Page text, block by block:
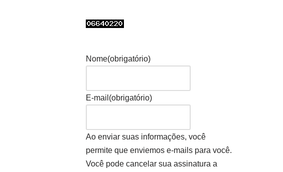
Nome(obrigatório)
E-mail (obrigatório)
Ao enviar suas informações, você
permite que enviemos e-mails para você.
Você pode cancelar sua assinatura a